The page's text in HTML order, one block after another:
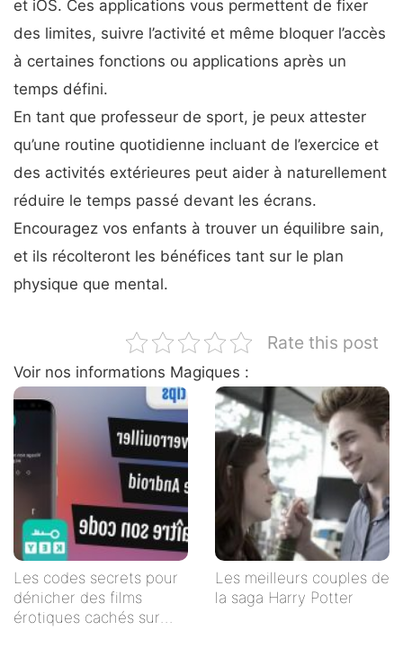
et iOS. Ces applications vous permettent de fixer
des limites, suivre l’activité et même bloquer l’accès
à certaines fonctions ou applications après un
temps défini.
En tant que professeur de sport, je peux attester
qu’une routine quotidienne incluant de l’exercice et
des activités extérieures peut aider à naturellement
réduire le temps passé devant les écrans.
Encouragez vos enfants à trouver un équilibre sain,
et ils récolteront les bénéfices tant sur le plan
physique que mental.
Rate this post
Voir nos informations Magiques :
Les codes secrets pour
dénicher des films
érotiques cachés sur
Les meilleurs couples de
la saga Harry Potter